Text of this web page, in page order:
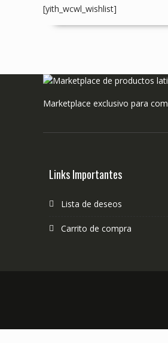
[yith_wcwl_wishlist]
Marketplace exclusivo para
Links Importantes
Lista de deseos
Carrito de compra